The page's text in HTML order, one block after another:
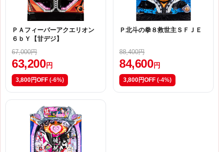
ＰＡフィーバーアクエリオン
６ｂＹ【甘デジ】
67,000円
63,200 円
3,800円OFF (-6%)
Ｐ北斗の拳８救世主ＳＦＪＥ
88,400円
84,600 円
3,800円OFF (-4%)